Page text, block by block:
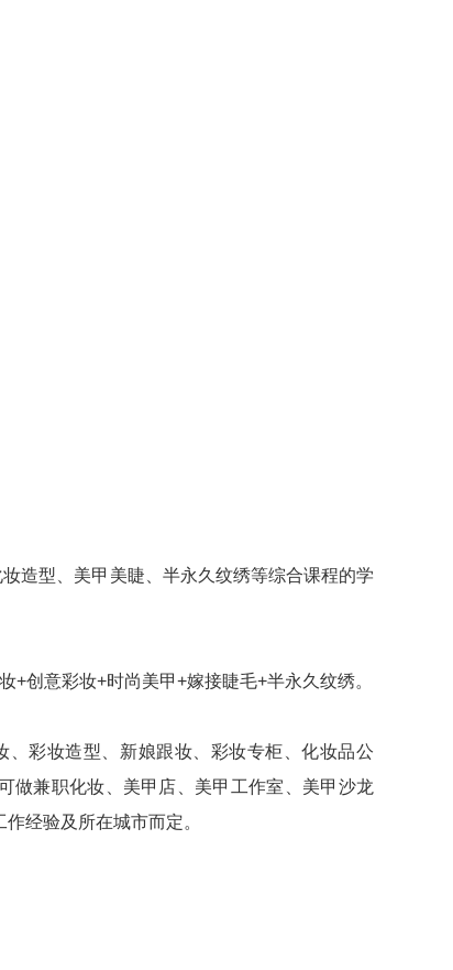
造型、美甲美睫、半永久纹绣等综合课程的学
创意彩妆+时尚美甲+嫁接睫毛+半永久纹绣。
、彩妆造型、新娘跟妆、彩妆专柜、化妆品公
做兼职化妆、美甲店、美甲工作室、美甲沙龙
经验及所在城市而定。